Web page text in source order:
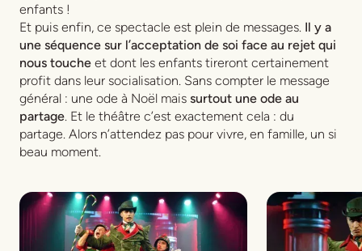
enfants !
Et puis enfin, ce spectacle est plein de messages. Il y a
une séquence sur l’acceptation de soi face au rejet qui
nous touche et dont les enfants tireront certainement
profit dans leur socialisation. Sans compter le message
général : une ode à Noël mais surtout une ode au
partage. Et le théâtre c’est exactement cela : du
partage. Alors n’attendez pas pour vivre, en famille, un si
beau moment.